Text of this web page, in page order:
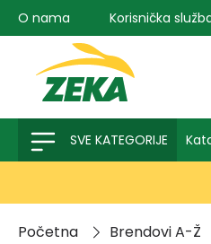
pretragu Preskoči na
O nama Korisnička
SVE KATEGORIJE
Početna Brendovi A-Ž